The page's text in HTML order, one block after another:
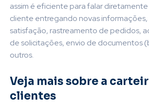
assim é eficiente para falar
cliente entregando novas informações,
satisfação, rastreamento de pedidos,
de solicitações, envio de documentos
outros.
Veja mais sobre a
clientes